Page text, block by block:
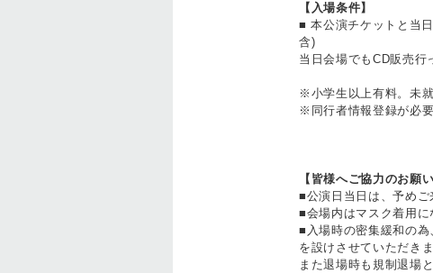
【入場条件】
■ 本公演チケットと当
含)
当日会場でもCD販売行
※小学生以上有料。未就
※同行者情報登録が必要
【皆様へご協力のお願い
■公演日当日は、予めご
■会場内はマスク着用に
■入場時の密集緩和の
を設けさせていただき
また退場時も規制退場